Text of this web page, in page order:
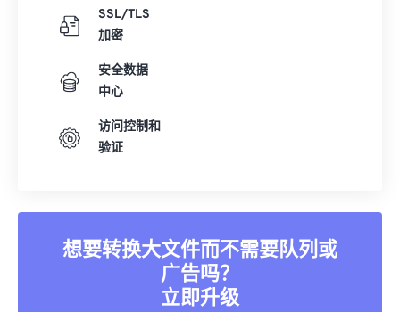
SSL/TLS
加密
安全数据
中心
访问控制和
验证
想要转换大文件而不需要队列或
广告吗？
立即升级